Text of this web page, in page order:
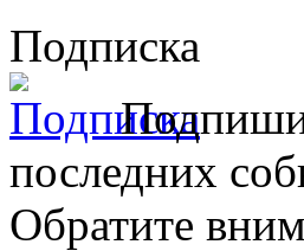
Подписка
последних
Обратите